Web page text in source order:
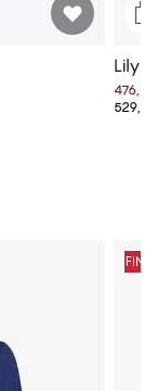
Lily